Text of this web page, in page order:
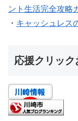
ント生活完全攻略
・ キャッシュレス
応援クリッ